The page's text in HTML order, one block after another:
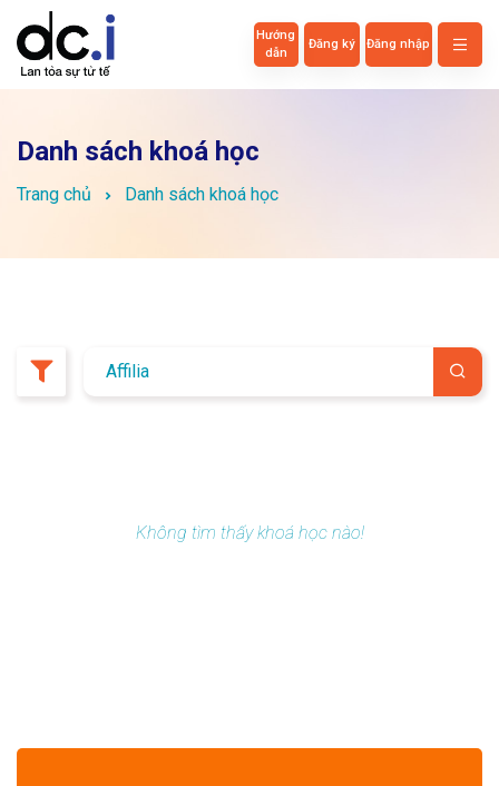
Hướng
dẫn
Đăng ký Đăng nhập
Danh sách khoá học
Trang chủ Danh sách khoá học
Không tìm thấy khoá học nào!